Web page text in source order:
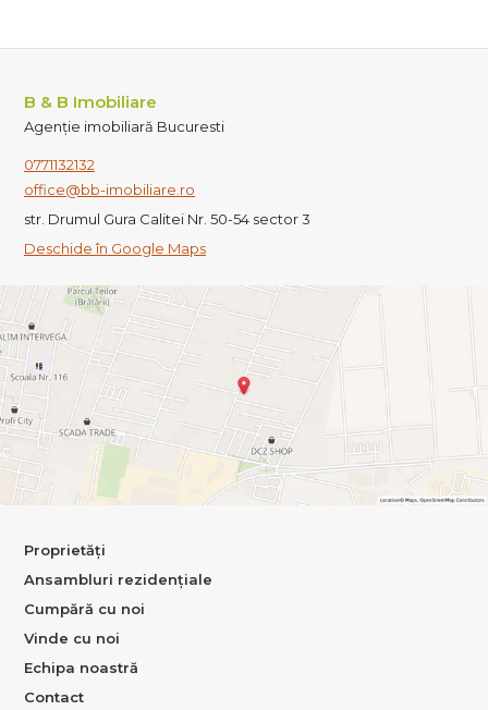
B & B Imobiliare
Agenție imobiliară Bucuresti
0771132132
office@bb-imobiliare.ro
str. Drumul Gura Calitei Nr. 50-54 sector 3
Deschide în Google Maps
Proprietăți
Ansambluri rezidențiale
Cumpără cu noi
Vinde cu noi
Echipa noastră
Contact